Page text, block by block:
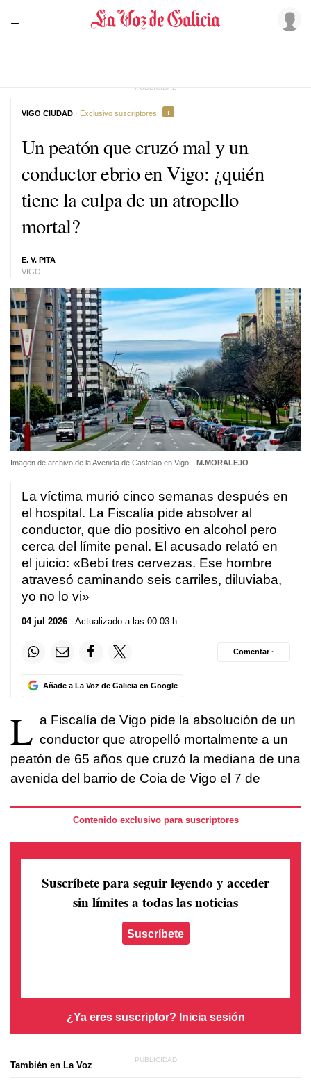
Un peatón que cruzó mal y un
conductor ebrio en Vigo: ¿quién
tiene la culpa de un atropello
mortal?
E. V. PITA
VIGO
VIGO CIUDAD · Exclusivo suscriptores
Imagen de archivo de la Avenida de Castelao en Vigo M.MORALEJO
La víctima murió cinco semanas después en
el hospital. La Fiscalía pide absolver al
conductor, que dio positivo en alcohol pero
cerca del límite penal. El acusado relató en
el juicio: «Bebí tres cervezas. Ese hombre
atravesó caminando seis carriles, diluviaba,
yo no lo vi»
04 jul 2026 . Actualizado a las 00:03 h.
Añade a La Voz de Galicia en Google
Comentar ·
L a Fiscalía de Vigo pide la absolución de un
conductor que atropelló mortalmente a un
peatón de 65 años que cruzó la mediana de una
avenida del barrio de Coia de Vigo el 7 de
Contenido exclusivo para suscriptores
Suscríbete para seguir leyendo y acceder
sin límites a todas las noticias
Suscríbete
¿Ya eres suscriptor? Inicia sesión
También en La Voz